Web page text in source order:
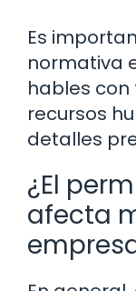
Es
normativa
hables
recursos
detalles
¿El
afecta